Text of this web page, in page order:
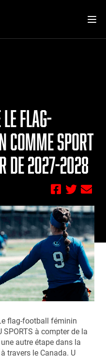
FLAG-
COMME SPORT
DE 2027-2028
flag-football féminin
à compter de la
autre étape dans la
travers le Canada. U